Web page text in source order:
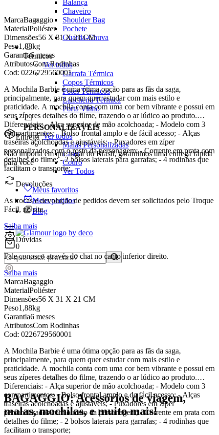
Balança
Chaveiro
Shoulder Bag
Pochete
Guarda-Chuva
Térmicos
Ver todos
Garrafa Térmica
Copos Térmicos
Potes Térmicos
Lancheira Térmica
Porta Vinho
PERSONALIZÁVEIS
Ver todos
Malas Personalizadas
Laser
Couro
Ver Todos
Meus favoritos
Meus pedidos
Blog
0
MarcaBagaggio
MaterialPoliéster
Dimensões56 X 31 X 21 CM
Peso1,88kg
Garantia6 meses
AtributosCom Rodinhas
Cod: 0226729560001
A Mochila Barbie é uma ótima opção para as fãs da saga,
principalmente, para quem quer estudar com mais estilo e
praticidade. A mochila conta com uma cor bem vibrante e possui em
seus zíperes detalhes do filme, trazendo o ar lúdico ao produto.
Diferenciais: - Alça superior de mão acolchoada; - Modelo com 3
compartimentos; - Bolso frontal amplo e de fácil acesso; - Alças
traseiras acolchoadas e ajustáveis; - Puxadores em zíper
personalizados com o rosto da personagem; - Corrente em prata com
detalhes do filme; - 2 bolsos laterais para garrafas; - 4 rodinhas que
facilitam o transporte;
Entrega
Não importa em que lugar do Brasil, garantimos uma entrega rápida
para você
Devoluções
As trocas e devolução de pedidos devem ser solicitados pelo Troque
Fácil, no site.
Saiba mais
Dúvidas
Fale conosco através do chat no canto inferior direito.
Saiba mais
MarcaBagaggio
MaterialPoliéster
Dimensões56 X 31 X 21 CM
Peso1,88kg
Garantia6 meses
AtributosCom Rodinhas
Cod: 0226729560001
A Mochila Barbie é uma ótima opção para as fãs da saga,
principalmente, para quem quer estudar com mais estilo e
praticidade. A mochila conta com uma cor bem vibrante e possui em
seus zíperes detalhes do filme, trazendo o ar lúdico ao produto.
Diferenciais: - Alça superior de mão acolchoada; - Modelo com 3
compartimentos; - Bolso frontal amplo e de fácil acesso; - Alças
traseiras acolchoadas e ajustáveis; - Puxadores em zíper
personalizados com o rosto da personagem; - Corrente em prata com
detalhes do filme; - 2 bolsos laterais para garrafas; - 4 rodinhas que
facilitam o transporte;
BAGAGGIO: Acessórios de viagem,
malas, mochilas, e muito mais!